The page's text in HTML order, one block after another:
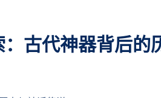
古代神器背后的